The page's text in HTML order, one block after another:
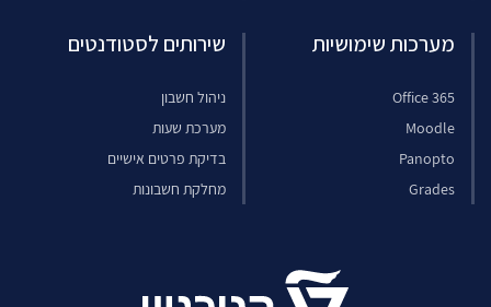
מערכות שימושיות
Office 365
Moodle
Panopto
Grades
שירותים לסטודנטים
ניהול חשבון
מערכת שעות
בדיקת פרטים אישיים
מחלקת חשבונות